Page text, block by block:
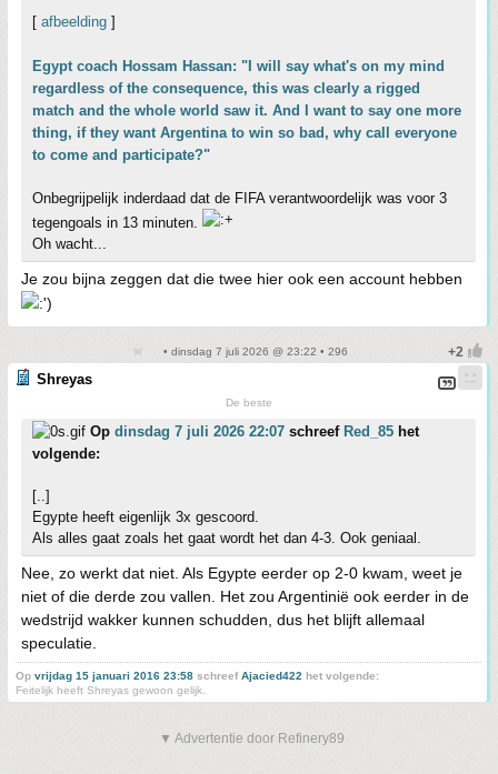
[ afbeelding ]
Egypt coach Hossam Hassan: "I will say what's on my mind
regardless of the consequence, this was clearly a rigged
match and the whole world saw it. And I want to say one more
thing, if they want Argentina to win so bad, why call everyone
to come and participate?"
Onbegrijpelijk inderdaad dat de FIFA verantwoordelijk was voor 3
tegengoals in 13 minuten.
Oh wacht...
Je zou bijna zeggen dat die twee hier ook een account hebben
• dinsdag 7 juli 2026 @ 23:22 • 296
Shreyas
De beste
Op dinsdag 7 juli 2026 22:07 schreef Red_85 het
volgende:
[..]
Egypte heeft eigenlijk 3x gescoord.
Als alles gaat zoals het gaat wordt het dan 4-3. Ook geniaal.
Nee, zo werkt dat niet. Als Egypte eerder op 2-0 kwam, weet je
niet of die derde zou vallen. Het zou Argentinië ook eerder in de
wedstrijd wakker kunnen schudden, dus het blijft allemaal
speculatie.
Op vrijdag 15 januari 2016 23:58 schreefAjacied422 het volgende:
Feitelijk heeft Shreyas gewoon gelijk.
▼ Advertentie door Refinery89